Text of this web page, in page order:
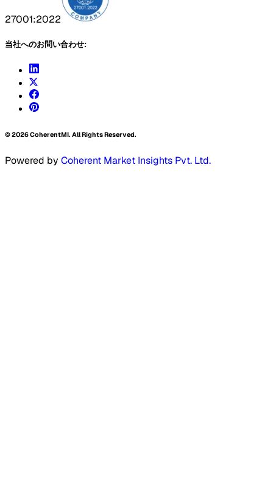
27001:2022
当社へのお問い合わせ:
©2026CoherentMI. All Rights Reserved.
Powered by Coherent Market Insights Pvt. Ltd.